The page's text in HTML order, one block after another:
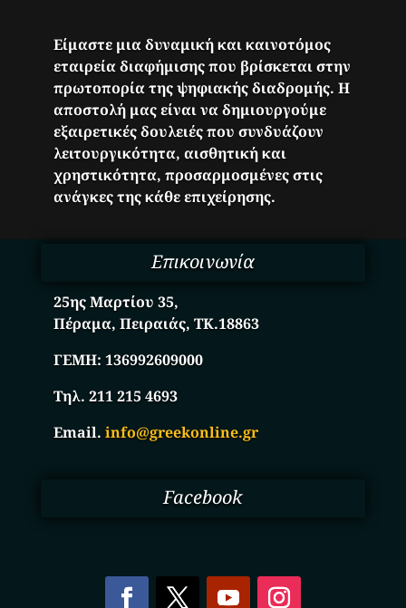
Είμαστε μια δυναμική και καινοτόμος
εταιρεία διαφήμισης που βρίσκεται στην
πρωτοπορία της ψηφιακής διαδρομής. Η
αποστολή μας είναι να δημιουργούμε
εξαιρετικές δουλειές που συνδυάζουν
λειτουργικότητα, αισθητική και
χρηστικότητα, προσαρμοσμένες στις
ανάγκες της κάθε επιχείρησης.
Επικοινωνία
25ης Μαρτίου 35,
Πέραμα, Πειραιάς, ΤΚ.18863
ΓΕΜΗ:136992609000
Τηλ. 211 215 4693
Email.info@greekonline.gr
Facebook